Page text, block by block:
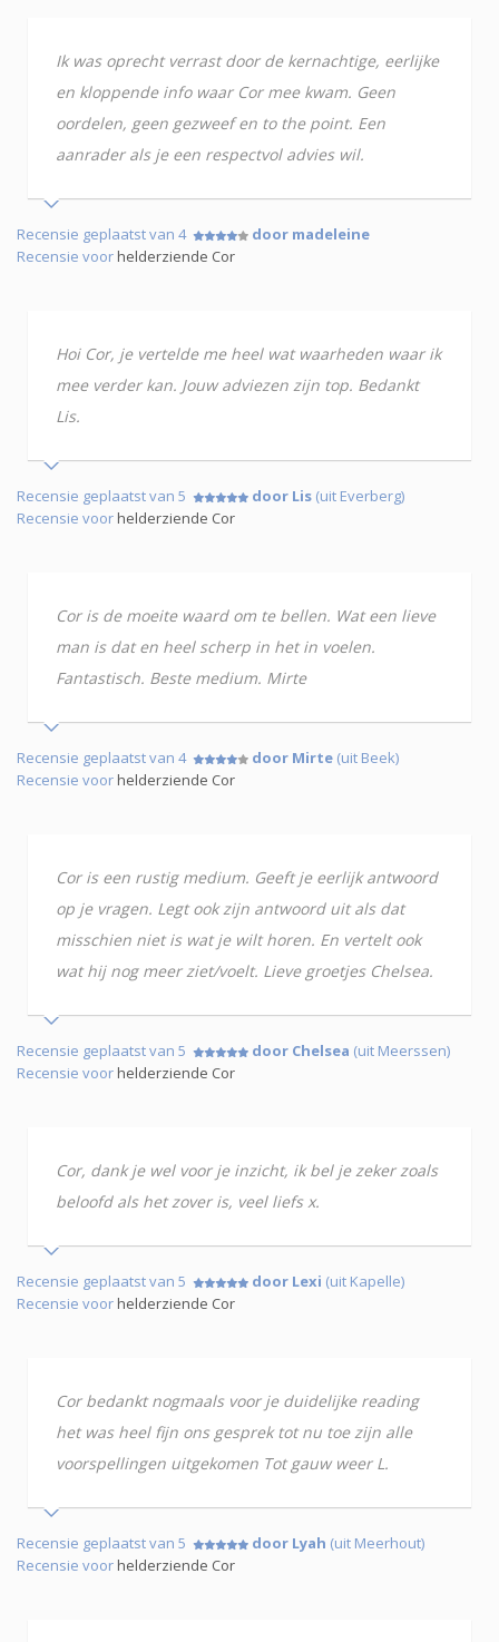
Ik was oprecht verrast door de kernachtige, eerlijke
en kloppende info waar Cor mee kwam. Geen
oordelen, geen gezweef en to the point. Een
aanrader als je een respectvol advies wil.
Recensie geplaatst van 4
door madeleine
Recensie voorhelderziende Cor
Hoi Cor, je vertelde me heel wat waarheden waar ik
mee verder kan. Jouw adviezen zijn top. Bedankt
Lis.
Recensie geplaatst van 5 door Lis (uit Everberg)
Recensie voorhelderziende Cor
Cor is de moeite waard om te bellen. Wat een lieve
man is dat en heel scherp in het in voelen.
Fantastisch. Beste medium. Mirte
Recensie geplaatst van 4 door Mirte (uit Beek)
Recensie voorhelderziende Cor
Cor is een rustig medium. Geeft je eerlijk antwoord
op je vragen. Legt ook zijn antwoord uit als dat
misschien niet is wat je wilt horen. En vertelt ook
wat hij nog meer ziet/voelt. Lieve groetjes Chelsea.
Recensie geplaatst van 5 door Chelsea (uit Meerssen)
Recensie voorhelderziende Cor
Cor, dank je wel voor je inzicht, ik bel je zeker zoals
beloofd als het zover is, veel liefs x.
Recensie geplaatst van 5 door Lexi (uit Kapelle)
Recensie voorhelderziende Cor
Cor bedankt nogmaals voor je duidelijke reading
het was heel fijn ons gesprek tot nu toe zijn alle
voorspellingen uitgekomen Tot gauw weer L.
Recensie geplaatst van 5 door Lyah (uit Meerhout)
Recensie voorhelderziende Cor